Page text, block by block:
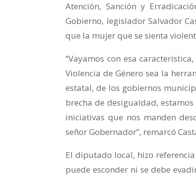
Atención, Sanción y
Gobierno, legislador Salvador
que la mujer que se sienta
“Vayamos con esa
Violencia de Género sea la
estatal, de los gobiernos
brecha de desigualdad,
iniciativas que nos manden
señor Gobernador”, remarcó
El diputado local, hizo
puede esconder ni se debe